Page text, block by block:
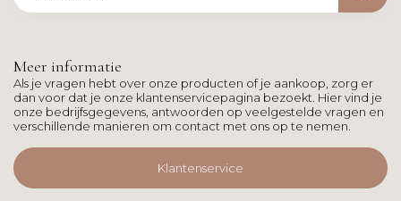
Meer informatie
Als je vragen hebt over onze producten of je aankoop, zorg er
dan voor dat je onze klantenservicepagina bezoekt. Hier vind je
onze bedrijfsgegevens, antwoorden op veelgestelde vragen en
verschillende manieren om contact met ons op te nemen.
Klantenservice